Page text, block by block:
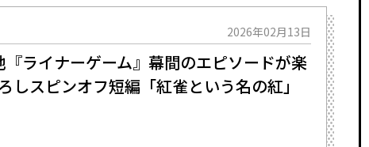
2026年02月13日
『ライナーゲーム』幕間のエピソードが楽
スピンオフ短編「紅雀という名の紅」